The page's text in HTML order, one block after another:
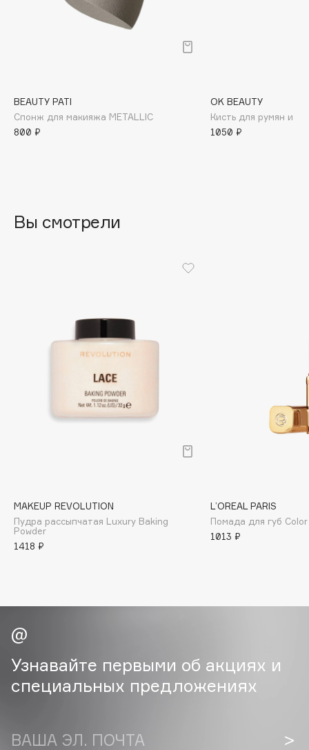
Banderas
Basicare
Batiste
beautyblender
Boadicea The Victorious
Bvlgari
by TERRY
BY WISHTREND
Cadence
Capelli Dorati
Carbon Theory
Catrice
BEAUTY PATI
Спонж для макияжа METALLIC
800 ₽
OK BEAUTY
Кисть для румян и
1050 ₽
Вы смотрели
MAKEUP REVOLUTION
Пудра рассыпчатая Luxury Baking
Powder
1418 ₽
L’OREAL PARIS
Помада для губ
1013 ₽
Узнавайте первыми об акциях и
специальных предложениях
ВАША ЭЛ. ПОЧТА